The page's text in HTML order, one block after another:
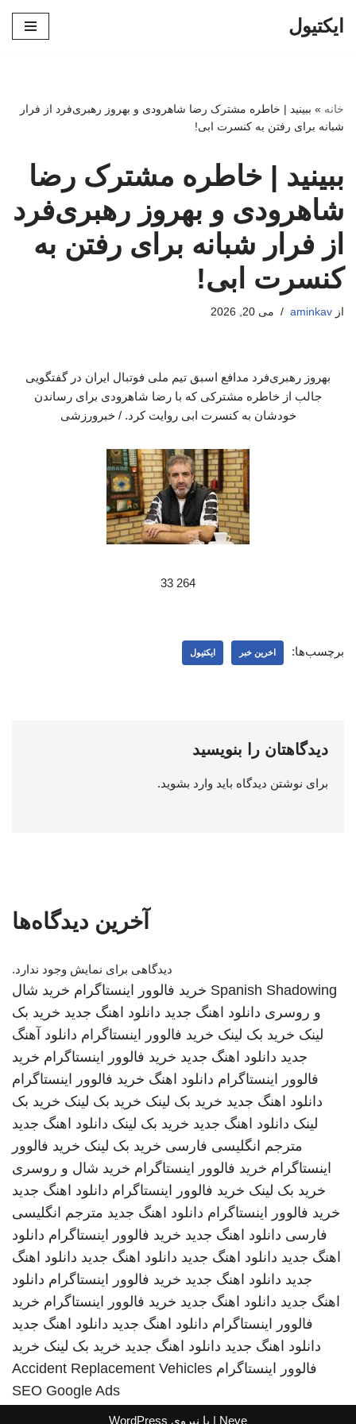
ایکتیول
خانه » ببینید | خاطره مشترک رضا شاهرودی و بهروز رهبری‌فرد از فرار
شبانه برای رفتن به کنسرت ابی!
ببینید | خاطره مشترک رضا
شاهرودی و بهروز رهبری‌فرد
از فرار شبانه برای رفتن به
کنسرت ابی!
از aminkav می 20, 2026
بهروز رهبری‌فرد مدافع اسبق تیم ملی فوتبال ایران در گفتگویی
جالب از خاطره مشترکی که با رضا شاهرودی برای رساندن
خودشان به کنسرت ابی روایت کرد. / خبرورزشی
264 33
برچسب‌ها: اخرین خبر ایکتیول
دیدگاهتان را بنویسید
برای نوشتن دیدگاه باید وارد بشوید.
آخرین دیدگاه‌ها
دیدگاهی برای نمایش وجود ندارد.
Spanish Shadowing خرید فالوور اینستاگرام خرید شال
و روسری دانلود اهنگ جدید دانلود اهنگ جدید خرید بک
لینک خرید بک لینک خرید فالوور اینستاگرام دانلود آهنگ
جدید دانلود اهنگ جدید خرید فالوور اینستاگرام خرید
فالوور اینستاگرام دانلود اهنگ خرید فالوور اینستاگرام
دانلود اهنگ جدید خرید بک لینک خرید بک لینک خرید بک
لینک دانلود اهنگ جدید خرید بک لینک دانلود اهنگ جدید
مترجم انگلیسی فارسی خرید بک لینک خرید فالوور
اینستاگرام خرید فالوور اینستاگرام خرید شال و روسری
خرید بک لینک خرید فالوور اینستاگرام دانلود اهنگ جدید
خرید فالوور اینستاگرام دانلود اهنگ جدید مترجم انگلیسی
فارسی دانلود اهنگ جدید خرید فالوور اینستاگرام دانلود
اهنگ جدید دانلود اهنگ جدید دانلود اهنگ جدید دانلود اهنگ
جدید دانلود اهنگ جدید خرید فالوور اینستاگرام دانلود
اهنگ جدید دانلود اهنگ جدید خرید فالوور اینستاگرام خرید
فالوور اینستاگرام دانلود اهنگ جدید دانلود اهنگ جدید
دانلود اهنگ جدید دانلود اهنگ جدید خرید بک لینک خرید
فالوور اینستاگرام Accident Replacement Vehicles
SEO Google Ads
Neve | با نیروی WordPress